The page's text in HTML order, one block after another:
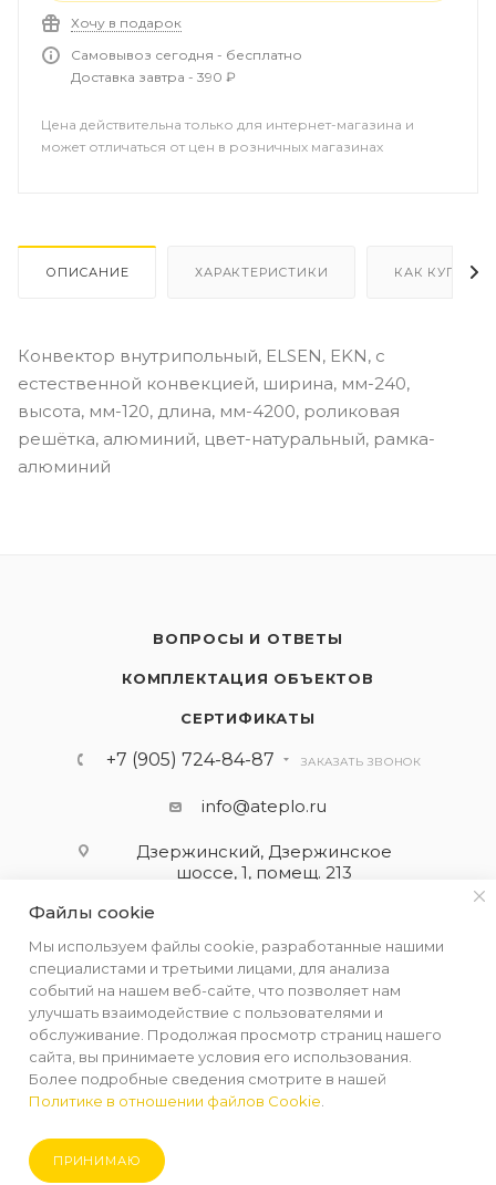
Хочу в подарок
Самовывоз сегодня - бесплатно
Доставка завтра - 390 ₽
Цена действительна только для интернет-магазина и
может отличаться от цен в розничных магазинах
ОПИСАНИЕ ХАРАКТЕРИСТИКИ КАК КУПИТЬ
Конвектор внутрипольный, ELSEN, EKN, с
естественной конвекцией, ширина, мм-240,
высота, мм-120, длина, мм-4200, роликовая
решётка, алюминий, цвет-натуральный, рамка-
алюминий
ВОПРОСЫ И ОТВЕТЫ
КОМПЛЕКТАЦИЯ ОБЪЕКТОВ
СЕРТИФИКАТЫ
+7 (905) 724-84-87 ЗАКАЗАТЬ ЗВОНОК
info@ateplo.ru
Дзержинский, Дзержинское
шоссе, 1, помещ. 213
ПОЛИТИКА КОНФИДЕНЦИАЛЬНОСТИ
2026 © ООО "АЛЬФА-ТЕРМ КОМПЛЕКТ"
Файлы cookie
Мы используем файлы cookie, разработанные нашими
специалистами и третьими лицами, для анализа
событий на нашем веб-сайте, что позволяет нам
улучшать взаимодействие с пользователями и
обслуживание. Продолжая просмотр страниц нашего
сайта, вы принимаете условия его использования.
Более подробные сведения смотрите в нашей
Политике в отношении файлов Cookie
ПРИНИМАЮ